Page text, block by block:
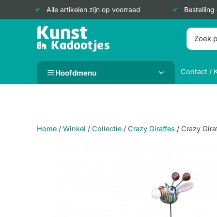
Alle artikelen zijn op voorraad
Doorgaan
Hoofdmenu Contact /
Home / Winkel / Collectie / Crazy Giraffes / Crazy